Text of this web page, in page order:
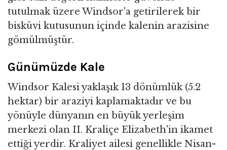
tutulmak üzere Windsor'a getirilerek bir
bisküvi kutusunun içinde kalenin arazisine
gömülmüştür.
Günümüzde Kale
Windsor Kalesi yaklaşık 13 dönümlük (5.2
hektar) bir araziyi kaplamaktadır ve bu
yönüyle dünyanın en büyük yerleşim
merkezi olan II. Kraliçe Elizabeth'in ikamet
ettiği yerdir. Kraliyet ailesi genellikle Nisan-